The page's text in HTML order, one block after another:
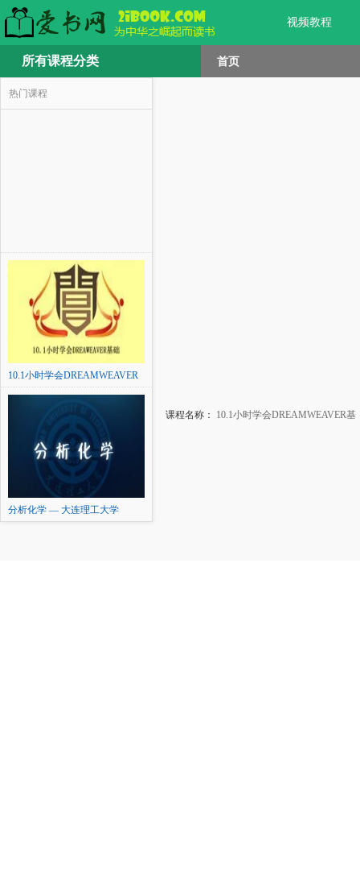
视频教程
所有课程分类 首页
热门课程
10.1小时学会DREAMWEAVER
分析化学 — 大连理工大学
课程名称： 10.1小时学会DREAMWEAVER基